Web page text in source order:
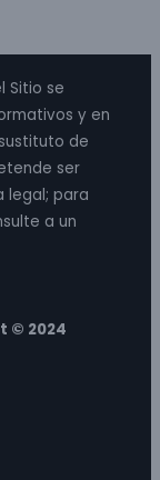
Sitio se
y en
de
ser
legal; para
a un
© 2024